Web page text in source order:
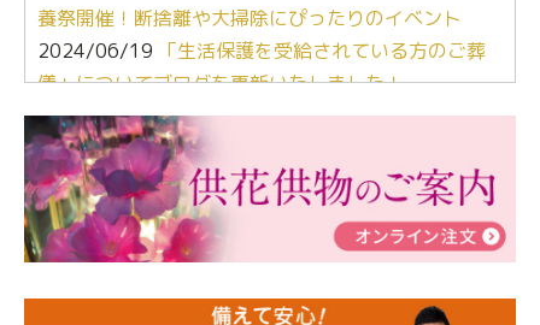
養祭開催！断捨離や大掃除にぴったりのイベント
2024/06/19 「生活保護を受給されている方のご葬
儀」についてブログを更新いたしました！
2024/03/06【終活なるほど教室】「マンガで学
ぶ！はじめてのお葬式」小さな家族葬ハウス®町田成
瀬 ご参加ありがとうございました！
2024/01/19令和6年能登半島地震災害の寄付のご報
告
人形供養 寄付のご報告